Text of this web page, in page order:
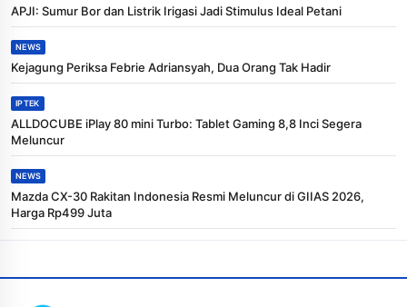
APJI: Sumur Bor dan Listrik Irigasi Jadi Stimulus Ideal Petani
NEWS
Kejagung Periksa Febrie Adriansyah, Dua Orang Tak Hadir
IPTEK
ALLDOCUBE iPlay 80 mini Turbo: Tablet Gaming 8,8 Inci Segera
Meluncur
NEWS
Mazda CX-30 Rakitan Indonesia Resmi Meluncur di GIIAS 2026,
Harga Rp499 Juta